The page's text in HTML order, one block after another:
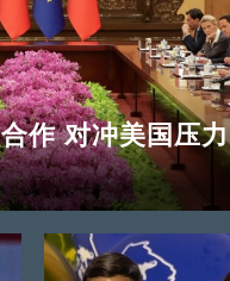
作 对冲美国压力